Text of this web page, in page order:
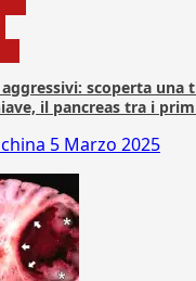
scoperta una
il pancreas tra i
5 Marzo 2025